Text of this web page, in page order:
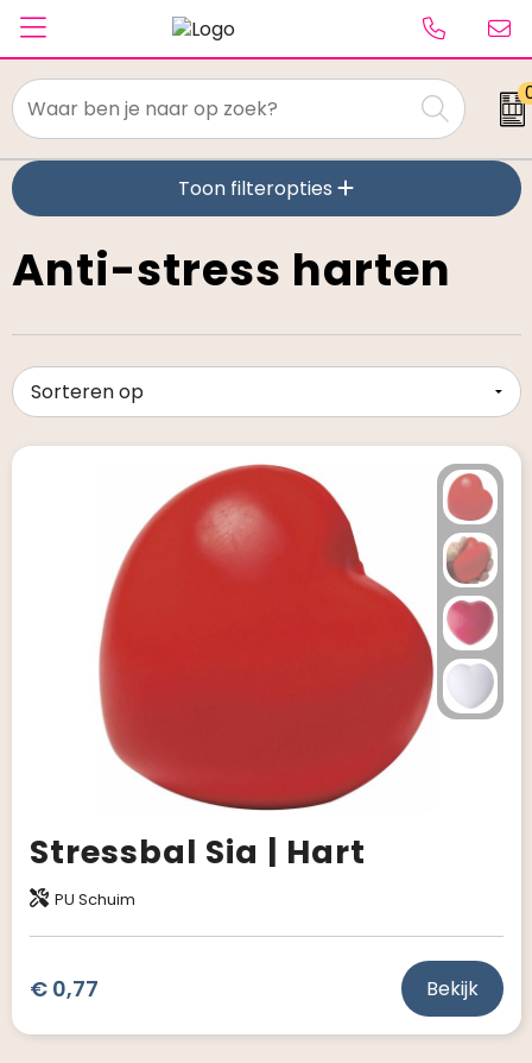
Textiel
Caps & Beanies
Drinkwaren
Schrijfwaren
Elektronica & gadgets
Kantoorartikelen
Giveaways
Toon filteropties
Anti-stress harten
Stressbal Sia | Hart
PU Schuim
€ 0,77 Bekijk